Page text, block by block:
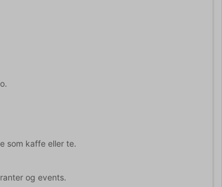
som kaffe eller te.
og events.